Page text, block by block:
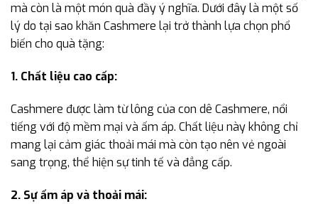
mà còn là một món quà đầy ý nghĩa. Dưới đây là một số
lý do tại sao khăn Cashmere lại trở thành lựa chọn phổ
biến cho quà tặng:
1. Chất liệu cao cấp:
Cashmere được làm từ lông của con dê Cashmere, nổi
tiếng với độ mềm mại và ấm áp. Chất liệu này không chỉ
mang lại cảm giác thoải mái mà còn tạo nên vẻ ngoài
sang trọng, thể hiện sự tinh tế và đẳng cấp.
2. Sự ấm áp và thoải mái: